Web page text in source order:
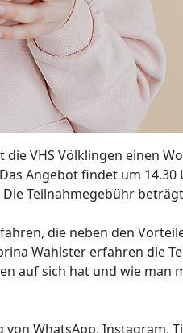
die VHS Völklingen einen
Angebot findet um
Teilnahmegebühr
die neben den
Wahlster erfahren die
auf sich hat und wie man
WhatsApp, Instagram,